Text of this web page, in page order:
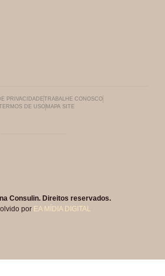
PRIVACIDADETRABALHE CONOSCO
DE USOMAPA SITE
Consulin. Direitos reservados.
por EA MÍDIA DIGITAL